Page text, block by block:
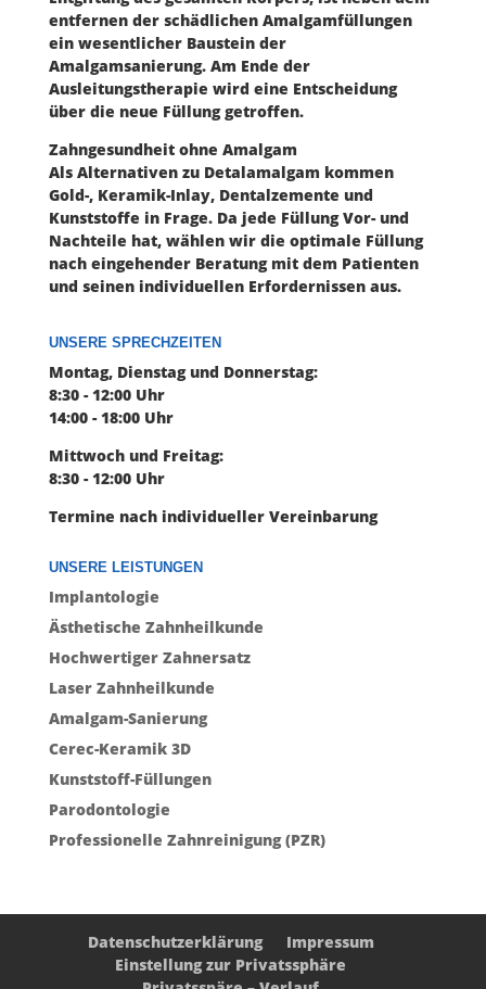
entfernen der schädlichen Amalgamfüllungen
ein wesentlicher Baustein der
Amalgamsanierung. Am Ende der
Ausleitungstherapie wird eine Entscheidung
über die neue Füllung getroffen.
Zahngesundheit ohne Amalgam
Als Alternativen zu Detalamalgam kommen
Gold-, Keramik-Inlay, Dentalzemente und
Kunststoffe in Frage. Da jede Füllung Vor- und
Nachteile hat, wählen wir die optimale Füllung
nach eingehender Beratung mit dem Patienten
und seinen individuellen Erfordernissen aus.
UNSERE SPRECHZEITEN
Montag, Dienstag und Donnerstag:
8:30 - 12:00 Uhr
14:00 - 18:00 Uhr
Mittwoch und Freitag:
8:30 - 12:00 Uhr
Termine nach individueller Vereinbarung
UNSERE LEISTUNGEN
Implantologie
Ästhetische Zahnheilkunde
Hochwertiger Zahnersatz
Laser Zahnheilkunde
Amalgam-Sanierung
Cerec-Keramik 3D
Kunststoff-Füllungen
Parodontologie
Professionelle Zahnreinigung (PZR)
Datenschutzerklärung
Impressum
Einstellung zur Privatssphäre